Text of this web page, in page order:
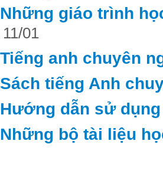
Những giáo trình
11/01
Tiếng anh chuyên
Sách tiếng Anh
Hướng dẫn sử
Những bộ tài liệu